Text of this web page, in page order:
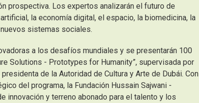
prospectiva. Los expertos analizarán el futuro de
la economía digital, el espacio, la biomedicina, la
sistemas sociales.
a los desafíos mundiales y se presentarán 100
Solutions - Prototypes for Humanity”, supervisada por
de la Autoridad de Cultura y Arte de Dubái. Con
del programa, la Fundación Hussain Sajwani -
innovación y terreno abonado para el talento y los